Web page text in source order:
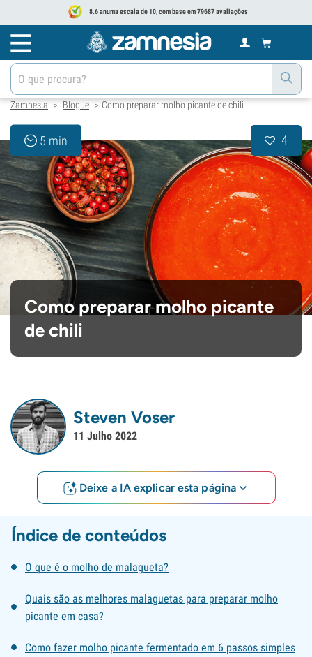
8.6 anuma escala de 10, com base em 79687 avaliações
Zamnesia > Blogue > Como preparar molho picante de chili
5 min 4
Como preparar molho picante
de chili
Steven Voser
11 Julho 2022
Deixe a IA explicar esta página
Índice de conteúdos
O que é o molho de malagueta?
Quais são as melhores malaguetas para preparar molho
picante em casa?
Como fazer molho picante fermentado em 6 passos simples